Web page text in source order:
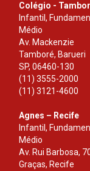
Colégio -
Infantil,
Médio
Av. Mackenzie
Tamboré, Barueri
SP,06460-130
(11) 3555-2000
(11) 3121-4600
Agnes – Recife
Infantil,
Médio
Av. Rui Barbosa,
Graças, Recife